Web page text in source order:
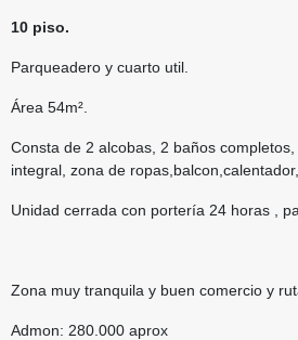
10 piso.
Parqueadero y cuarto util.
Área 54m².
Consta de 2 alcobas, 2 baños
integral, zona de
Unidad cerrada con portería 24 horas ,
Zona muy tranquila y buen comercio y
Admon: 280.000 aprox